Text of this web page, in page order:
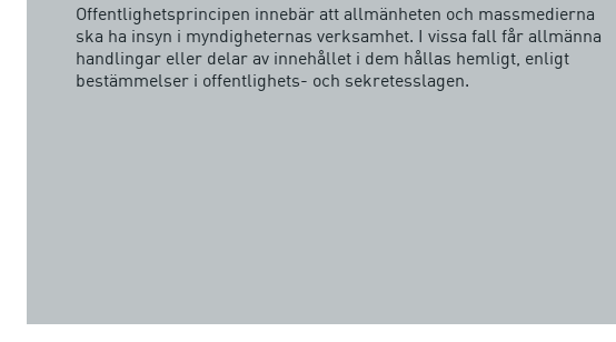
Offentlighetsprincipen innebär att allmänheten och massmedierna
ska ha insyn i myndigheternas verksamhet. I vissa fall får allmänna
handlingar eller delar av innehållet i dem hållas hemligt, enligt
bestämmelser i offentlighets- och sekretesslagen.